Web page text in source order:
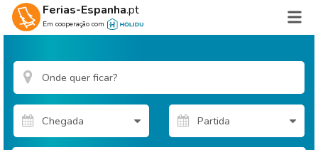
Ferias-Espanha.pt
Em cooperação com